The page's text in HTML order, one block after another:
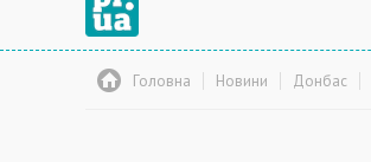
Головна Новини Донбас